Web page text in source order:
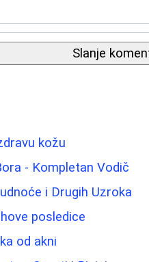
Slanje
kožu
- Kompletan Vodič
i Drugih Uzroka
posledice
od akni